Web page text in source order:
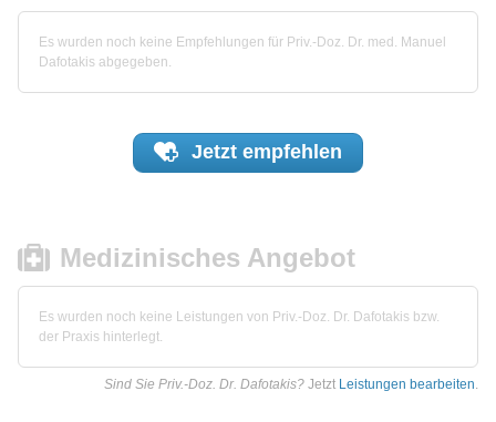
Es wurden noch keine Empfehlungen für Priv.-Doz. Dr. med. Manuel
Dafotakis abgegeben.
Jetzt empfehlen
Medizinisches Angebot
Es wurden noch keine Leistungen von Priv.-Doz. Dr. Dafotakis bzw.
der Praxis hinterlegt.
Sind Sie Priv.-Doz. Dr. Dafotakis? Jetzt Leistungen bearbeiten.